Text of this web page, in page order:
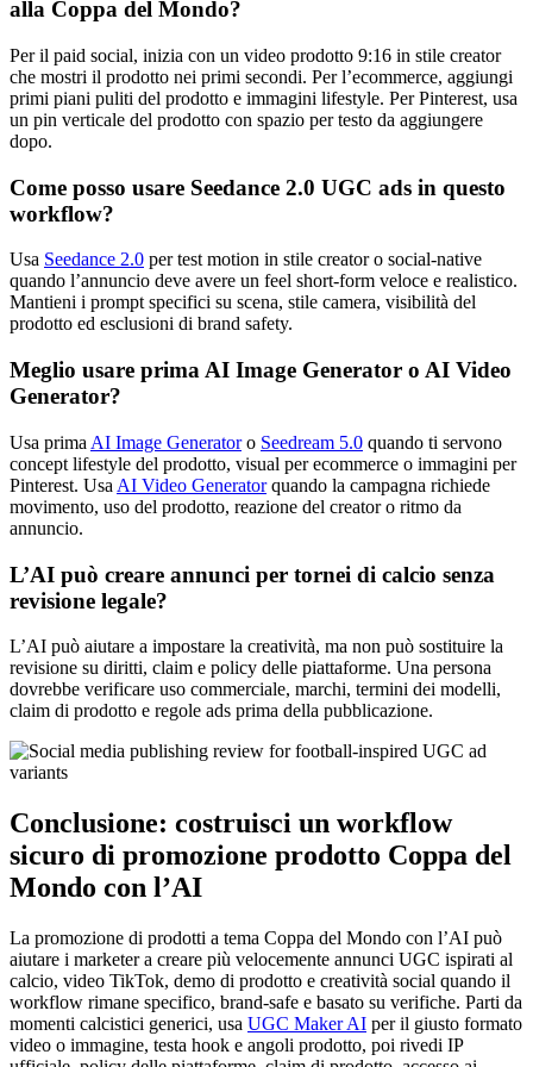
alla Coppa del Mondo?
Per il paid social, inizia con un video prodotto 9:16 in stile creator
che mostri il prodotto nei primi secondi. Per l’ecommerce, aggiungi
primi piani puliti del prodotto e immagini lifestyle. Per Pinterest, usa
un pin verticale del prodotto con spazio per testo da aggiungere
dopo.
Come posso usare Seedance 2.0 UGC ads in questo
workflow?
Usa Seedance 2.0 per test motion in stile creator o social-native
quando l’annuncio deve avere un feel short-form veloce e realistico.
Mantieni i prompt specifici su scena, stile camera, visibilità del
prodotto ed esclusioni di brand safety.
Meglio usare prima AI Image Generator o AI Video
Generator?
Usa prima AI Image Generatoro Seedream 5.0 quando ti servono
concept lifestyle del prodotto, visual per ecommerce o immagini per
Pinterest. Usa AI Video Generatorquando la campagna richiede
movimento, uso del prodotto, reazione del creator o ritmo da
annuncio.
L’AI può creare annunci per tornei di calcio senza
revisione legale?
L’AI può aiutare a impostare la creatività, ma non può sostituire la
revisione su diritti, claim e policy delle piattaforme. Una persona
dovrebbe verificare uso commerciale, marchi, termini dei modelli,
claim di prodotto e regole ads prima della pubblicazione.
Conclusione: costruisci un workflow
sicuro di promozione prodotto Coppa del
Mondo con l’AI
La promozione di prodotti a tema Coppa del Mondo con l’AI può
aiutare i marketer a creare più velocemente annunci UGC ispirati al
calcio, video TikTok, demo di prodotto e creatività social quando il
workflow rimane specifico, brand-safe e basato su verifiche. Parti da
momenti calcistici generici, usa UGC Maker AI per il giusto formato
video o immagine, testa hook e angoli prodotto, poi rivedi IP